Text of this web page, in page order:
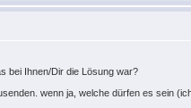
bei Ihnen/Dir die Lösung war?
wenn ja, welche dürfen es sein